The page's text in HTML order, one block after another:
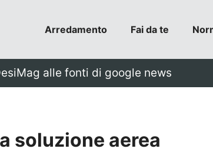
Arredamento Fai da te
alle fonti di google news
soluzione aerea